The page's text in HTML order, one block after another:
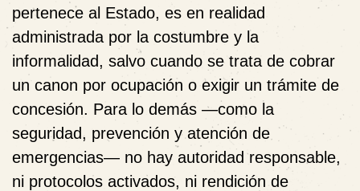
pertenece al Estado, es en realidad
administrada por la costumbre y la
informalidad, salvo cuando se trata de cobrar
un canon por ocupación o exigir un trámite de
concesión. Para lo demás —como la
seguridad, prevención y atención de
emergencias— no hay autoridad responsable,
ni protocolos activados, ni rendición de